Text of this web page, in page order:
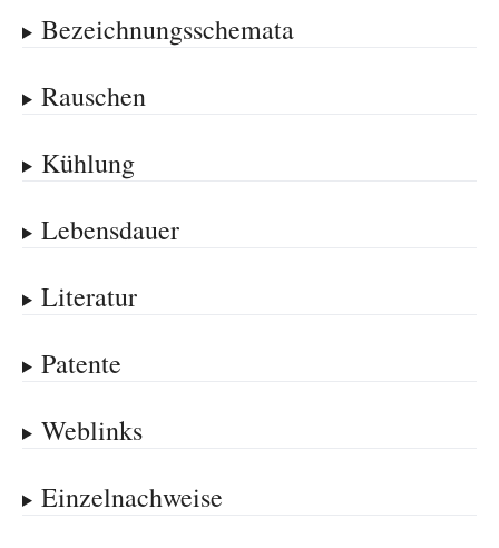
Bezeichnungsschemata
Rauschen
Kühlung
Lebensdauer
Literatur
Patente
Weblinks
Einzelnachweise